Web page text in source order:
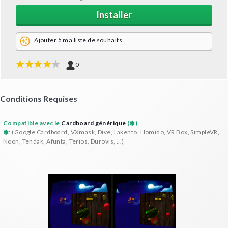
Installer
Ajouter à ma liste de souhaits
0
Conditions Requises
Compatible avec le Cardboard générique (
)
: (Google Cardboard, VXmask, Dive, Lakento, Homido, VR Box, SimpleVR,
Noon, Tendak, Afunta, Terios, Durovis, ...)